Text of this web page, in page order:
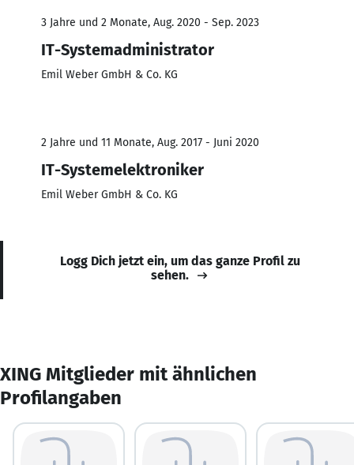
3 Jahre und 2 Monate, Aug. 2020 - Sep. 2023
IT-Systemadministrator
Emil Weber GmbH & Co. KG
2 Jahre und 11 Monate, Aug. 2017 - Juni 2020
IT-Systemelektroniker
Emil Weber GmbH & Co. KG
Logg Dich jetzt ein, um das ganze Profil zu
sehen.
XING Mitglieder mit ähnlichen
Profilangaben